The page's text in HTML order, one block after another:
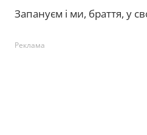
Запануєм і ми, браття, у
Реклама